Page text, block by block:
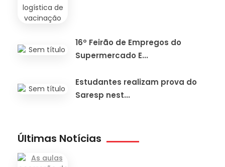
16º Feirão de Empregos do
Supermercado E...
Estudantes realizam prova do
Saresp nest...
Últimas Notícias